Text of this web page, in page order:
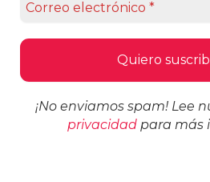
¡No enviamos spam! Lee
privacidad para más